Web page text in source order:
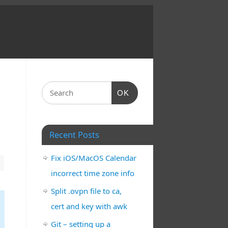
OK
Recent Posts
Fix iOS/MacOS Calendar
incorrect time zone info
Split .ovpn file to ca,
cert and key with awk
Git – setting up a